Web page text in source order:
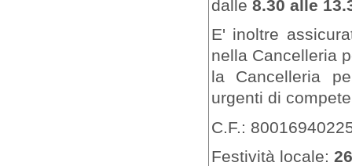
dalle 8.30 alle
E' inoltre
nella Cancelleria
la Cancelleria
urgenti di
C.F.:
Festività locale: